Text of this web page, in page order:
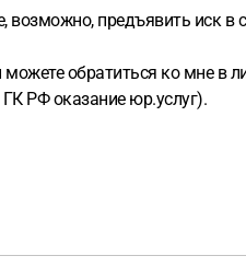
возможно, предъявить иск
обратиться ко мне в
РФ оказание юр.услуг).
Вам!